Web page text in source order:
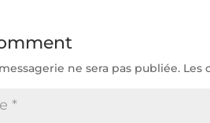
ne sera pas publiée. Les